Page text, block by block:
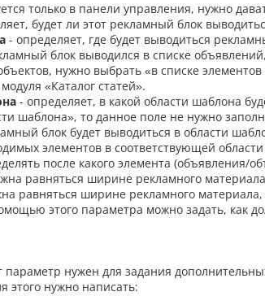
только в панели управления, нужно
будет ли этот рекламный блок
- определяет, где будет выводиться
блок выводился в списке
нужно выбрать «в списке
«Каталог статей».
- определяет, в какой области шаблона
шаблона», то данное поле не нужно
блок будет выводиться в области
элементов в соответствующей
после какого элемента (объявления/
равняться ширине рекламного
равняться ширине рекламного
этого параметра можно задать, как
параметр нужен для задания
этого нужно написать: